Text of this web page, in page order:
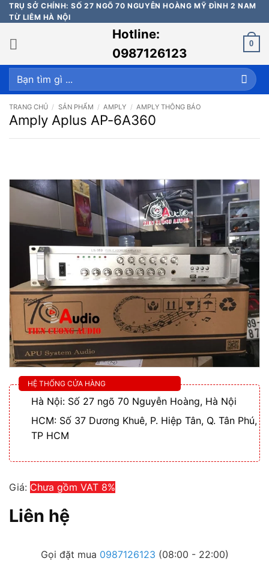
Bỏ
qua
nội
dung
TRỤ SỞ CHÍNH: SỐ 27 NGÕ 70 NGUYỄN HOÀNG MỸ ĐÌNH 2 NAM
TỪ LIÊM HÀ NỘI
Hotline:
0987126123
0
Tìm
kiếm:
TRANG CHỦ / SẢN PHẨM / AMPLY / AMPLY THÔNG BÁO
Amply Aplus AP-6A360
HỆ THỐNG CỬA HÀNG
Hà Nội: Số 27 ngõ 70 Nguyễn Hoàng, Hà Nội
HCM: Số 37 Dương Khuê, P. Hiệp Tân, Q. Tân Phú,
TP HCM
Giá: Chưa gồm VAT 8%
Liên hệ
Gọi đặt mua 0987126123 (08:00 - 22:00)